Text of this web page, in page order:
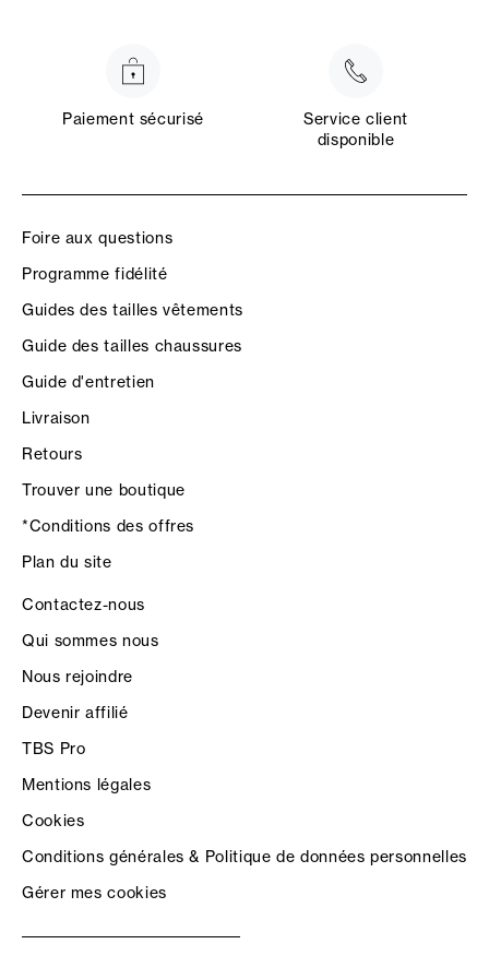
Paiement sécurisé
Service client
disponible
Foire aux questions
Programme fidélité
Guides des tailles vêtements
Guide des tailles chaussures
Guide d'entretien
Livraison
Retours
Trouver une boutique
*Conditions des offres
Plan du site
Contactez-nous
Qui sommes nous
Nous rejoindre
Devenir affilié
TBS Pro
Mentions légales
Cookies
Conditions générales & Politique de données personnelles
Gérer mes cookies